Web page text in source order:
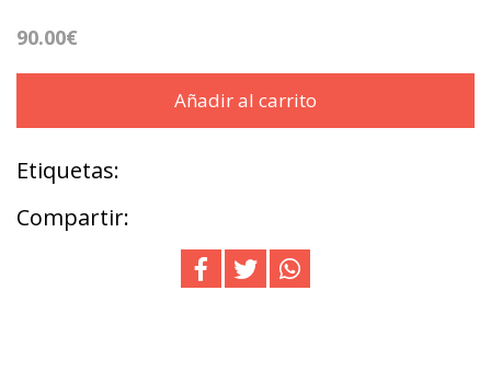
90.00€
Añadir al carrito
Etiquetas:
Compartir: